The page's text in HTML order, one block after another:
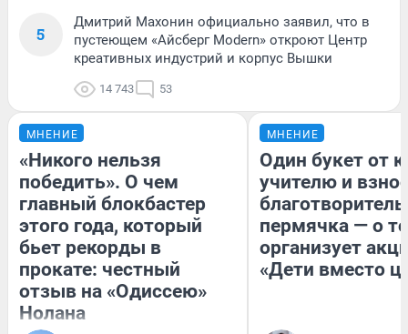
5
Дмитрий Махонин официально заявил, что в
пустеющем «Айсберг Modern» откроют Центр
креативных индустрий и корпус Вышки
14 743 53
МНЕНИЕ
«Никого нельзя
победить». О чем
главный блокбастер
этого года, который
бьет рекорды в
прокате: честный
отзыв на «Одиссею»
Нолана
МНЕНИЕ
Один букет от
учителю и
пермячка — о
организует
«Дети вместо